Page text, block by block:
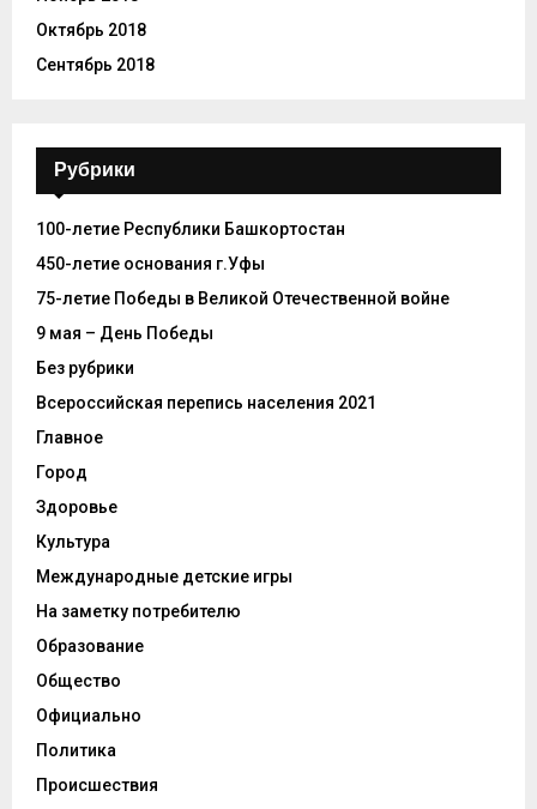
Октябрь 2018
Сентябрь 2018
Рубрики
100-летие Республики Башкортостан
450-летие основания г.Уфы
75-летие Победы в Великой Отечественной войне
9 мая – День Победы
Без рубрики
Всероссийская перепись населения 2021
Главное
Город
Здоровье
Культура
Международные детские игры
На заметку потребителю
Образование
Общество
Официально
Политика
Происшествия